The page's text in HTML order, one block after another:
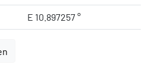
E 10.897257 °